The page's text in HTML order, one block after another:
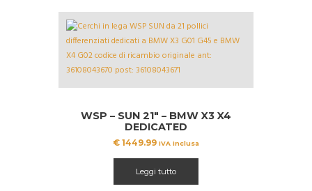
WSP – SUN 21″ – BMW X3 X4
DEDICATED
€ 1449.99 IVA inclusa
Leggi tutto